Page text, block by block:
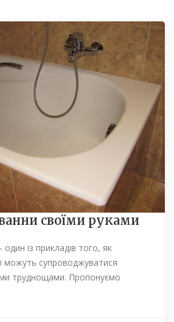
своїми руками
із прикладів того, як
можуть супроводжуватися
труднощами. Пропонуємо